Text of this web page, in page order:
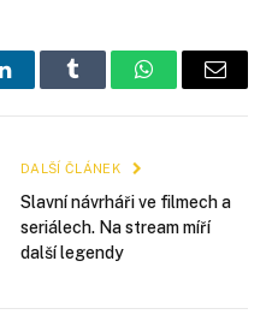
LinkedInTumblr WhatsApp
E-
DALŠÍ ČLÁNEK
Slavní návrháři ve filmech a
seriálech. Na stream míří
další legendy